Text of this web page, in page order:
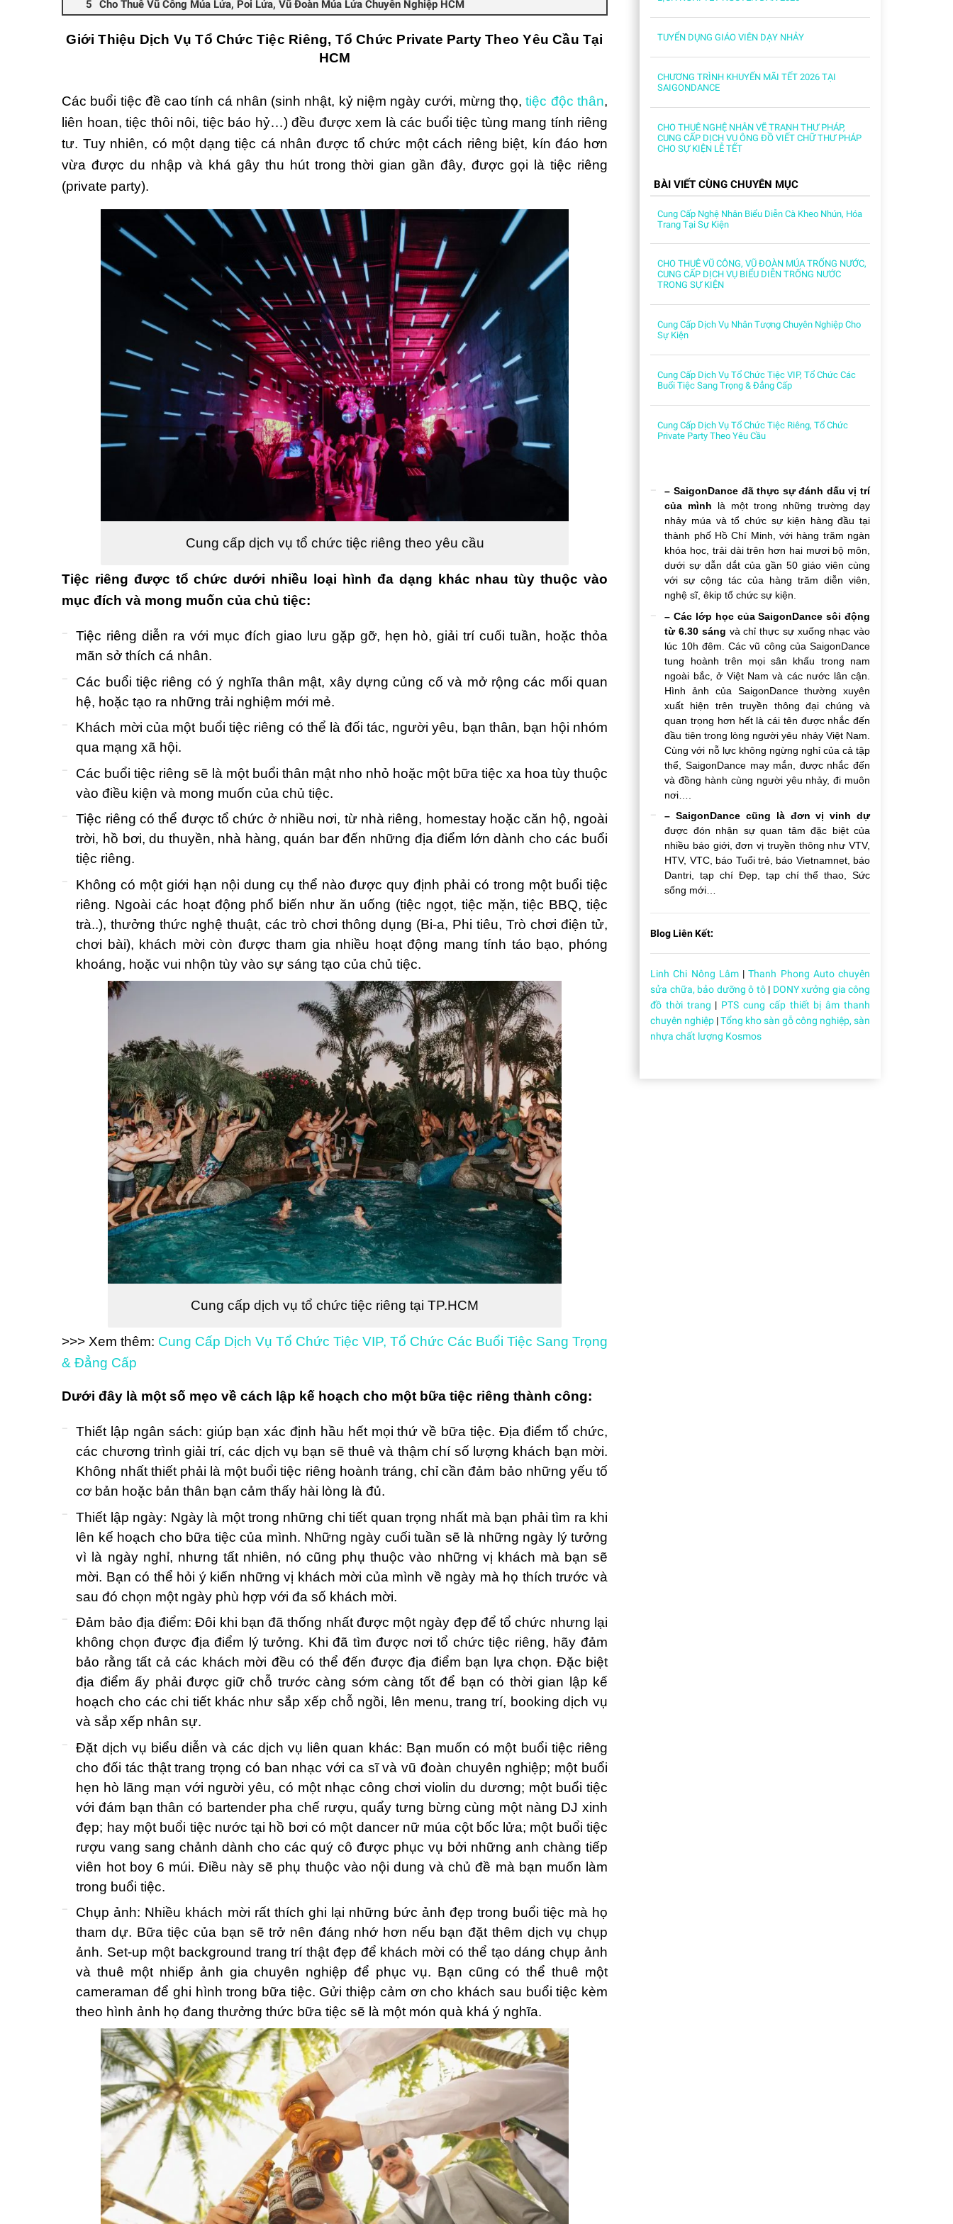
Cho Thuê Vũ Công Múa Lửa, Poi Lửa, Vũ Đoàn Múa Lửa Chuyên Nghiệp HCM
Giới Thiệu Dịch Vụ Tổ Chức Tiệc Riêng, Tổ Chức Private Party Theo Yêu Cầu Tại
HCM
Các buổi tiệc đề cao tính cá nhân (sinh nhật, kỷ niệm ngày cưới, mừng thọ,tiệc độc thân,
liên hoan, tiệc thôi nôi, tiệc báo hỷ…) đều được xem là các buổi tiệc tùng mang tính riêng
tư. Tuy nhiên, có một dạng tiệc cá nhân được tổ chức một cách riêng biệt, kín đáo hơn
vừa được du nhập và khá gây thu hút trong thời gian gần đây, được gọi là tiệc riêng
(private party).
Cung cấp dịch vụ tổ chức tiệc riêng theo yêu cầu
Tiệc riêng được tổ chức dưới nhiều loại hình đa dạng khác nhau tùy thuộc vào
mục đích và mong muốn của chủ tiệc:
Tiệc riêng diễn ra với mục đích giao lưu gặp gỡ, hẹn hò, giải trí cuối tuần, hoặc thỏa
mãn sở thích cá nhân.
Các buổi tiệc riêng có ý nghĩa thân mật, xây dựng củng cố và mở rộng các mối quan
hệ, hoặc tạo ra những trải nghiệm mới mẻ.
Khách mời của một buổi tiệc riêng có thể là đối tác, người yêu, bạn thân, bạn hội nhóm
qua mạng xã hội.
Các buổi tiệc riêng sẽ là một buổi thân mật nho nhỏ hoặc một bữa tiệc xa hoa tùy thuộc
vào điều kiện và mong muốn của chủ tiệc.
Tiệc riêng có thể được tổ chức ở nhiều nơi, từ nhà riêng, homestay hoặc căn hộ, ngoài
trời, hồ bơi, du thuyền, nhà hàng, quán bar đến những địa điểm lớn dành cho các buổi
tiệc riêng.
Không có một giới hạn nội dung cụ thể nào được quy định phải có trong một buổi tiệc
riêng. Ngoài các hoạt động phổ biến như ăn uống (tiệc ngọt, tiệc mặn, tiệc BBQ, tiệc
trà..), thưởng thức nghệ thuật, các trò chơi thông dụng (Bi-a, Phi tiêu, Trò chơi điện tử,
chơi bài), khách mời còn được tham gia nhiều hoạt động mang tính táo bạo, phóng
khoáng, hoặc vui nhộn tùy vào sự sáng tạo của chủ tiệc.
Cung cấp dịch vụ tổ chức tiệc riêng tại TP.HCM
>>> Xem thêm: Cung Cấp Dịch Vụ Tổ Chức Tiệc VIP, Tổ Chức Các Buổi Tiệc Sang Trọng
& Đẳng Cấp
Dưới đây là một số mẹo về cách lập kế hoạch cho một bữa tiệc riêng thành công:
Thiết lập ngân sách: giúp bạn xác định hầu hết mọi thứ về bữa tiệc. Địa điểm tổ chức,
các chương trình giải trí, các dịch vụ bạn sẽ thuê và thậm chí số lượng khách bạn mời.
Không nhất thiết phải là một buổi tiệc riêng hoành tráng, chỉ cần đảm bảo những yếu tố
cơ bản hoặc bản thân bạn cảm thấy hài lòng là đủ.
Thiết lập ngày: Ngày là một trong những chi tiết quan trọng nhất mà bạn phải tìm ra khi
lên kế hoạch cho bữa tiệc của mình. Những ngày cuối tuần sẽ là những ngày lý tưởng
vì là ngày nghỉ, nhưng tất nhiên, nó cũng phụ thuộc vào những vị khách mà bạn sẽ
mời. Bạn có thể hỏi ý kiến những vị ​​khách mời của mình về ngày mà họ thích trước và
sau đó chọn một ngày phù hợp với đa số khách mời.
Đảm bảo địa điểm: Đôi khi bạn đã thống nhất được một ngày đẹp để tổ chức nhưng lại
không chọn được địa điểm lý tưởng. Khi đã tìm được nơi tổ chức tiệc riêng, hãy đảm
bảo rằng tất cả các khách mời đều có thể đến được địa điểm bạn lựa chọn. Đặc biệt
địa điểm ấy phải được giữ chỗ trước càng sớm càng tốt để bạn có thời gian lập kế
hoạch cho các chi tiết khác như sắp xếp chỗ ngồi, lên menu, trang trí, booking dịch vụ
và sắp xếp nhân sự.
Đặt dịch vụ biểu diễn và các dịch vụ liên quan khác: Bạn muốn có một buổi tiệc riêng
cho đối tác thật trang trọng có ban nhạc với ca sĩ và vũ đoàn chuyên nghiệp; một buổi
hẹn hò lãng mạn với người yêu, có một nhạc công chơi violin du dương; một buổi tiệc
với đám bạn thân có bartender pha chế rượu, quẩy tưng bừng cùng một nàng DJ xinh
đẹp; hay một buổi tiệc nước tại hồ bơi có một dancer nữ múa cột bốc lửa; một buổi tiệc
rượu vang sang chảnh dành cho các quý cô được phục vụ bởi những anh chàng tiếp
viên hot boy 6 múi. Điều này sẽ phụ thuộc vào nội dung và chủ đề mà bạn muốn làm
trong buổi tiệc.
Chụp ảnh: Nhiều khách mời rất thích ghi lại những bức ảnh đẹp trong buổi tiệc mà họ
tham dự. Bữa tiệc của bạn sẽ trở nên đáng nhớ hơn nếu bạn đặt thêm dịch vụ chụp
ảnh. Set-up một background trang trí thật đẹp để khách mời có thể tạo dáng chụp ảnh
và thuê một nhiếp ảnh gia chuyên nghiệp để phục vụ. Bạn cũng có thể thuê một
cameraman để ghi hình trong bữa tiệc. Gửi thiệp cảm ơn cho khách sau buổi tiệc kèm
theo hình ảnh họ đang thưởng thức bữa tiệc sẽ là một món quà khá ý nghĩa.
TUYỂN DỤNG GIÁO VIÊN DẠY NHẢY
CHƯƠNG TRÌNH KHUYẾN MÃI TẾT 2026 TẠI
SAIGONDANCE
CHO THUÊ NGHỆ NHÂN VẼ TRANH THƯ PHÁP,
CUNG CẤP DỊCH VỤ ÔNG ĐỒ VIẾT CHỮ THƯ PHÁP
CHO SỰ KIỆN LỄ TẾT
BÀI VIẾT CÙNG CHUYÊN MỤC
Cung Cấp Nghệ Nhân Biểu Diễn Cà Kheo Nhún, Hóa
Trang Tại Sự Kiện
CHO THUÊ VŨ CÔNG, VŨ ĐOÀN MÚA TRỐNG NƯỚC,
CUNG CẤP DỊCH VỤ BIỂU DIỄN TRỐNG NƯỚC
TRONG SỰ KIỆN
Cung Cấp Dịch Vụ Nhân Tượng Chuyên Nghiệp Cho
Sự Kiện
Cung Cấp Dịch Vụ Tổ Chức Tiệc VIP, Tổ Chức Các
Buổi Tiệc Sang Trọng & Đẳng Cấp
Cung Cấp Dịch Vụ Tổ Chức Tiệc Riêng, Tổ Chức
Private Party Theo Yêu Cầu
– SaigonDance đã thực sự đánh dấu vị trí
của mình là một trong những trường dạy
nhảy múa và tổ chức sự kiện hàng đầu tại
thành phố Hồ Chí Minh, với hàng trăm ngàn
khóa học, trải dài trên hơn hai mươi bộ môn,
dưới sự dẫn dắt của gần 50 giáo viên cùng
với sự cộng tác của hàng trăm diễn viên,
nghệ sĩ, êkip tổ chức sự kiện.
– Các lớp học của SaigonDance sôi động
từ 6.30 sáng và chỉ thực sự xuống nhạc vào
lúc 10h đêm. Các vũ công của SaigonDance
tung hoành trên mọi sân khấu trong nam
ngoài bắc, ở Việt Nam và các nước lân cận.
Hình ảnh của SaigonDance thường xuyên
xuất hiện trên truyền thông đại chúng và
quan trọng hơn hết là cái tên được nhắc đến
đầu tiên trong lòng người yêu nhảy Việt Nam.
Cùng với nỗ lực không ngừng nghỉ của cả tập
thể, SaigonDance may mắn, được nhắc đến
và đồng hành cùng người yêu nhảy, đi muôn
nơi….
– SaigonDance cũng là đơn vị vinh dự
được đón nhận sự quan tâm đặc biệt của
nhiều báo giới, đơn vị truyền thông như VTV,
HTV, VTC, báo Tuổi trẻ, báo Vietnamnet, báo
Dantri, tạp chí Đẹp, tạp chí thể thao, Sức
sống mới…
Blog Liên Kết:
Linh Chi Nông Lâm|Thanh Phong Auto chuyên
sửa chữa, bảo dưỡng ô tô| DONY xưởng gia công
đồ thời trang | PTS cung cấp thiết bị âm thanh
chuyên nghiệp |Tổng kho sàn gỗ công nghiệp, sàn
nhựa chất lượng Kosmos